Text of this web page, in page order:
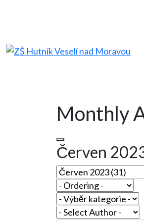
Monthly
Červen